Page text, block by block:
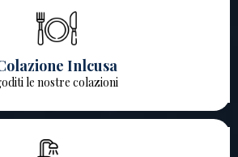
Inlcusa
le nostre colazioni